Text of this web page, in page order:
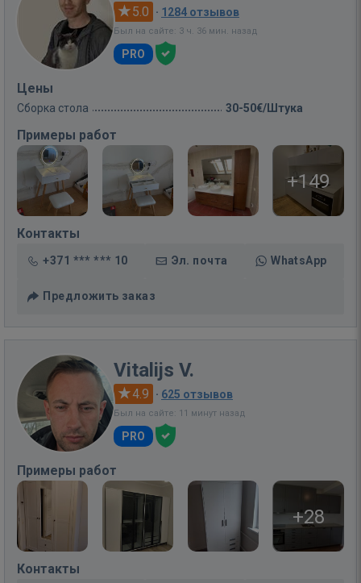
5.0 · 1284 отзывов
Был на сайте: 3 ч. 36 мин. назад
PRO
Цены
Сборка стола 30-50€/Штука
Примеры работ
+149
Контакты
+371 *** *** 10 Эл. почта WhatsApp
Предложить заказ
Vitalijs V.
4.9 · 625 отзывов
Был на сайте: 11 минут назад
PRO
Примеры работ
+28
Контакты